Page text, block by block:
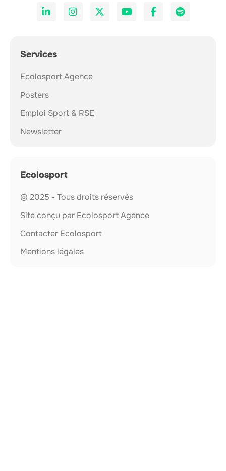
Services
Ecolosport Agence
Posters
Emploi Sport & RSE
Newsletter
Ecolosport
© 2025 - Tous droits réservés
Site conçu par Ecolosport Agence
Contacter Ecolosport
Mentions légales